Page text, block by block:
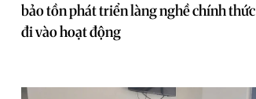
bảo tồn phát triển làng nghề chính thức
đi vào hoạt động